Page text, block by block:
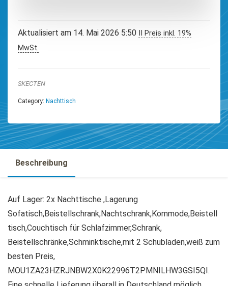
Aktualisiert am 14. Mai 2026 5:50 II Preis inkl. 19%
MwSt.
SKECTEN
Category: Nachttisch
Beschreibung
Auf Lager: 2x Nachttische ,Lagerung
Sofatisch,Beistellschrank,Nachtschrank,Kommode,Beistell
tisch,Couchtisch für Schlafzimmer,Schrank,
Beistellschränke,Schminktische,mit 2 Schubladen,weiß zum
besten Preis,
MOU1ZA23HZRJNBW2X0K22996T2PMNILHW3GSI5QI.